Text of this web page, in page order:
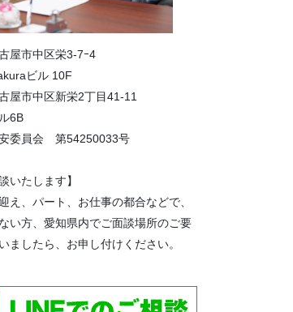
屋市中区栄3-7ｰ4
ビル 10F
屋市中区新栄2丁目41-11
6B
委員会 第54250033号
いたします】
え、パート、お仕事の都合などで、
い方、愛知県内でご面談場所のご要
ましたら、お申し付けください。